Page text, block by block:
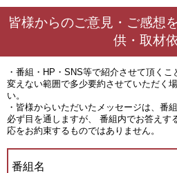
皆様からのご意見・ご感想
供・取材
・番組・HP・SNS等で紹介させて頂く
変えない範囲で多少要約させていただく
い。
・皆様からいただいたメッセージは、番
必ず目を通しますが、 番組内でお答えす
応をお約束するものではありません。
番組名